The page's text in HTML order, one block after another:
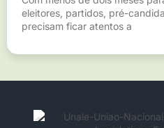
eleitores, partidos, pré-
precisam ficar atentos a